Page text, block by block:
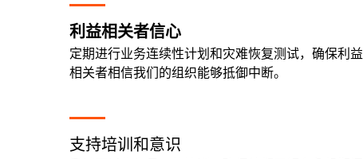
利益相关者信心
定期进行业务连续性计划和灾难恢复测试，确保利益
相关者相信我们的组织能够抵御中断。
支持培训和意识